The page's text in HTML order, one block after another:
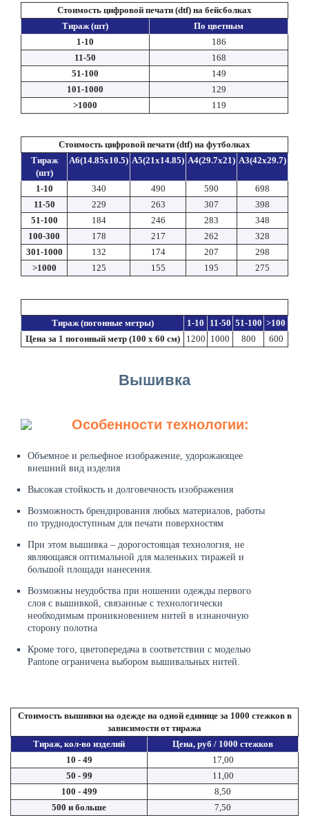
Стоимость цифровой печати (dtf) на бейсболках
Тираж (шт)
По цветным
1-10
186
11-50
168
51-100
149
101-1000
129
>1000
119
Стоимость цифровой печати (dtf) на футболках
Тираж
(шт)
A6(14.85x10.5) A5(21x14.85) A4(29.7x21) A3(42x29.7)
1-10 340 490 590
698
11-50
229 263 307
398
51-100
184 246 283
348
100-300
178 217 262
328
301-1000
132 174 207
298
>1000
125 155 195 275
Тираж (погонные метры)
1-10 11-50 51-100 >100
Цена за 1 погонный метр (100 x 60 cм)
1200 1000 800 600
Вышивка
Особенности технологии:
Объемное и рельефное изображение, удорожающее
внешний вид изделия
Высокая стойкость и долговечность изображения
Возможность брендирования любых материалов, работы
по труднодоступным для печати поверхностям
При этом вышивка – дорогостоящая технология, не
являющаяся оптимальной для маленьких тиражей и
большой площади нанесения.
Возможны неудобства при ношении одежды первого
слоя с вышивкой, связанные с технологически
необходимым проникновением нитей в изнаночную
сторону полотна
Кроме того, цветопередача в соответствии с моделью
Pantone ограничена выбором вышивальных нитей.
Стоимость вышивки на одежде на одной единице за 1000 стежков в
зависимости от тиража
Тираж, кол-во изделий
Цена, руб / 1000 стежков
10 - 49
17,00
50 - 99
11,00
100 - 499
8,50
500 и больше
7,50